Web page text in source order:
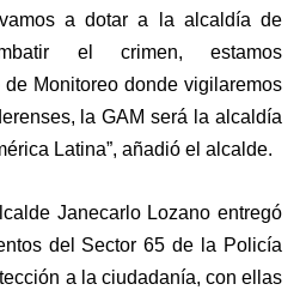
a dotar a la alcaldía de
el crimen, estamos
Monitoreo donde vigilaremos
la GAM será la alcaldía
Latina”, añadió el alcalde.
Janecarlo Lozano entregó
del Sector 65 de la Policía
a la ciudadanía, con ellas